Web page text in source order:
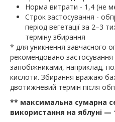
Норма витрати - 1,4 (не
Строк застосування -
період вегетації за 2–3
терміну збирання
* для уникнення завчасного
рекомендовано застосування
запобіжниками, наприклад,
кислоти. Збирання вражаю
двотижневий термін після
** максимальна сумарна
використання на яблуні —